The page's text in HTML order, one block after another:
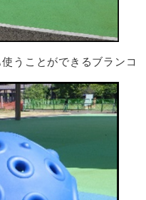
うことができるブランコ